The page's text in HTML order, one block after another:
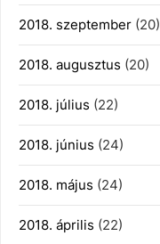
2018. szeptember (20)
2018. augusztus (20)
2018. július (22)
2018. június (24)
2018. május (24)
2018. április (22)